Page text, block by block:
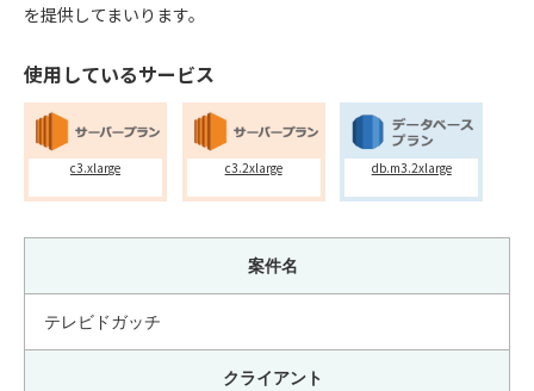
を提供してまいります。
使用しているサービス
c3.xlarge c3.2xlarge db.m3.2xlarge
案件名
テレビドガッチ
クライアント